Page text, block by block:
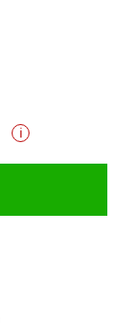
i